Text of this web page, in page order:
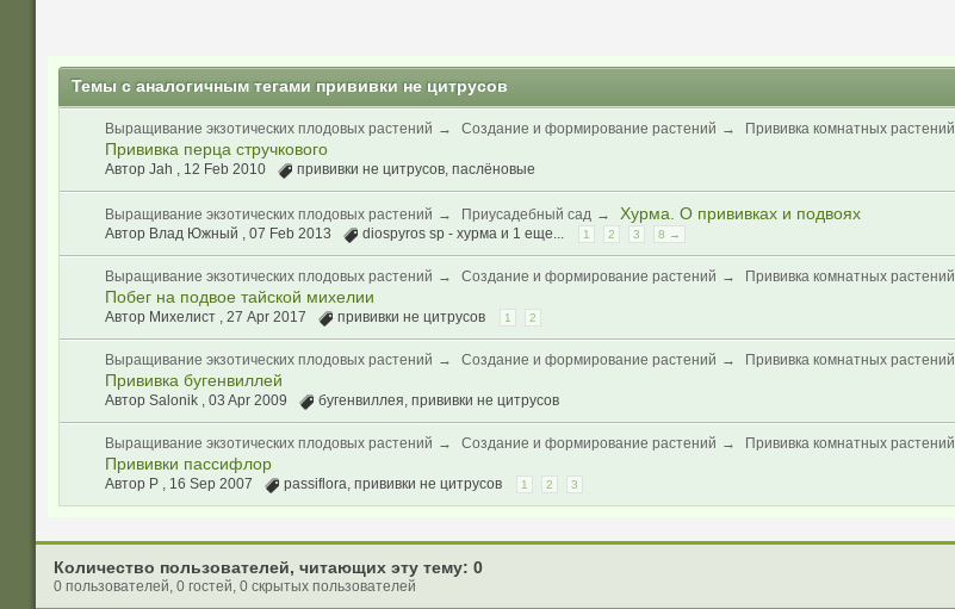
Темы с аналогичным тегами прививки не цитрусов
Выращивание экзотических плодовых растений → Создание и формирование растений → Прививка комнатных растений
Прививка перца стручкового
Автор Jah , 12 Feb 2010 прививки не цитрусов, паслёновые
Выращивание экзотических плодовых растений → Приусадебный сад → Хурма. О прививках и подвоях
Автор Влад Южный , 07 Feb 2013 diospyros sp - хурма и 1 еще... 1 2 3 8 →
Выращивание экзотических плодовых растений → Создание и формирование растений → Прививка комнатных растений
Побег на подвое тайской михелии
Автор Михелист , 27 Apr 2017 прививки не цитрусов 1 2
Выращивание экзотических плодовых растений → Создание и формирование растений → Прививка комнатных растений
Прививка бугенвиллей
Автор Salonik , 03 Apr 2009 бугенвиллея, прививки не цитрусов
Выращивание экзотических плодовых растений → Создание и формирование растений → Прививка комнатных растений
Прививки пассифлор
Автор Р , 16 Sep 2007 passiflora, прививки не цитрусов 1 2 3
Количество пользователей, читающих эту тему: 0
0 пользователей, 0 гостей, 0 скрытых пользователей